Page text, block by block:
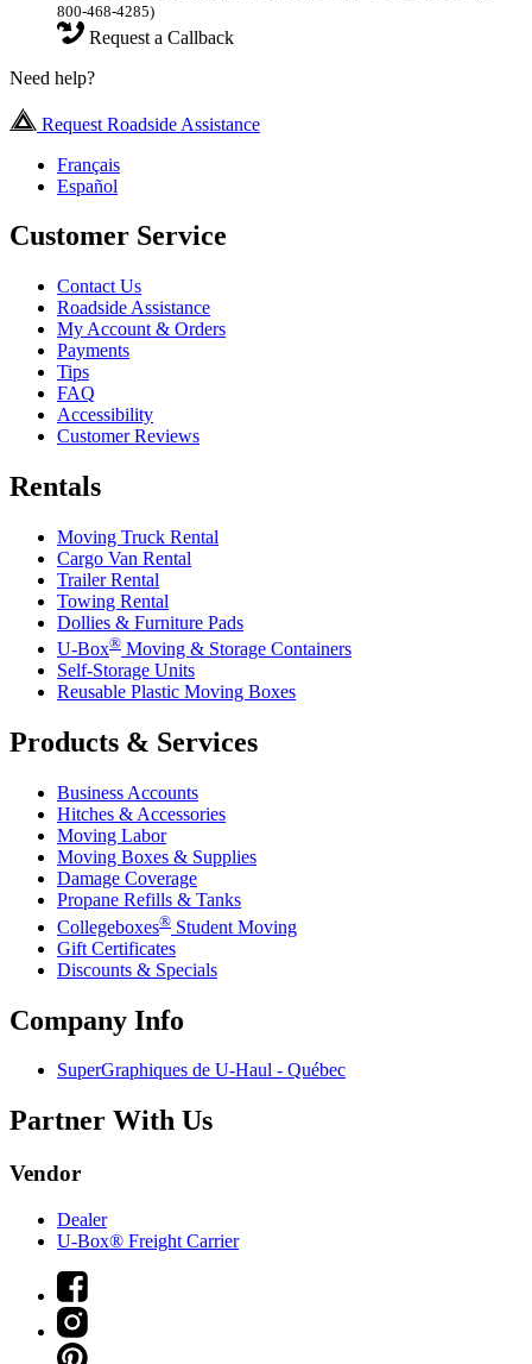
800-468-4285)
Request a Callback
Need help?
Request Roadside Assistance
Français
Español
Customer Service
Contact Us
Roadside Assistance
My Account & Orders
Payments
Tips
FAQ
Accessibility
Customer Reviews
Rentals
Moving Truck Rental
Cargo Van Rental
Trailer Rental
Towing Rental
Dollies & Furniture Pads
U-Box® Moving & Storage Containers
Self-Storage Units
Reusable Plastic Moving Boxes
Products & Services
Business Accounts
Hitches & Accessories
Moving Labor
Moving Boxes & Supplies
Damage Coverage
Propane Refills & Tanks
Collegeboxes® Student Moving
Gift Certificates
Discounts & Specials
Company Info
SuperGraphiques de U-Haul - Québec
Partner With Us
Vendor
Dealer
U-Box® Freight Carrier